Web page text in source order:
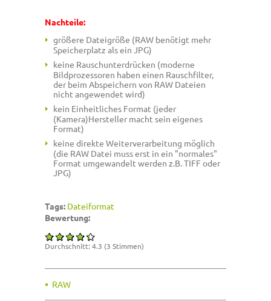
Nachteile:
größere Dateigröße (RAW benötigt mehr
Speicherplatz als ein JPG)
keine Rauschunterdrücken (moderne
Bildprozessoren haben einen Rauschfilter,
der beim Abspeichern von RAW Dateien
nicht angewendet wird)
kein Einheitliches Format (jeder
(Kamera)Hersteller macht sein eigenes
Format)
keine direkte Weiterverarbeitung möglich
(die RAW Datei muss erst in ein "normales"
Format umgewandelt werden z.B. TIFF oder
JPG)
Tags: Dateiformat
Bewertung:
Durchschnitt: 4.3 (3 Stimmen)
RAW